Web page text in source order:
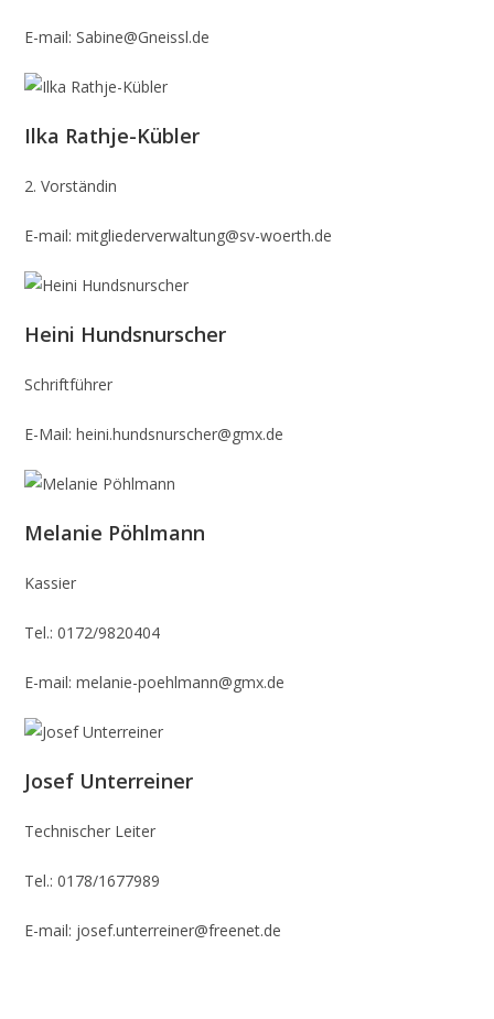
E-mail: Sabine@Gneissl.de
Ilka Rathje-Kübler
2. Vorständin
E-mail: mitgliederverwaltung@sv-woerth.de
Heini Hundsnurscher
Schriftführer
E-Mail: heini.hundsnurscher@gmx.de
Melanie Pöhlmann
Kassier
Tel.: 0172/9820404
E-mail: melanie-poehlmann@gmx.de
Josef Unterreiner
Technischer Leiter
Tel.: 0178/1677989
E-mail: josef.unterreiner@freenet.de